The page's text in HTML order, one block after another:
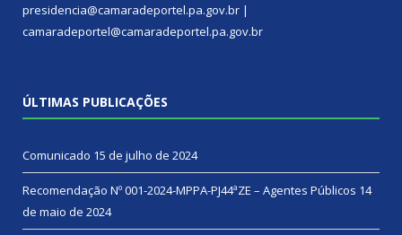
presidencia@camaradeportel.pa.gov.br |
camaradeportel@camaradeportel.pa.gov.br
ÚLTIMAS PUBLICAÇÕES
Comunicado 15 de julho de 2024
Recomendação Nº 001-2024-MPPA-PJ44ªZE – Agentes Públicos 14
de maio de 2024